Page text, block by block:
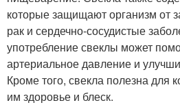
которые защищают организм от
рак и сердечно-сосудистые
употребление свеклы может
артериальное давление и
Кроме того, свекла полезна для
им здоровье и блеск.